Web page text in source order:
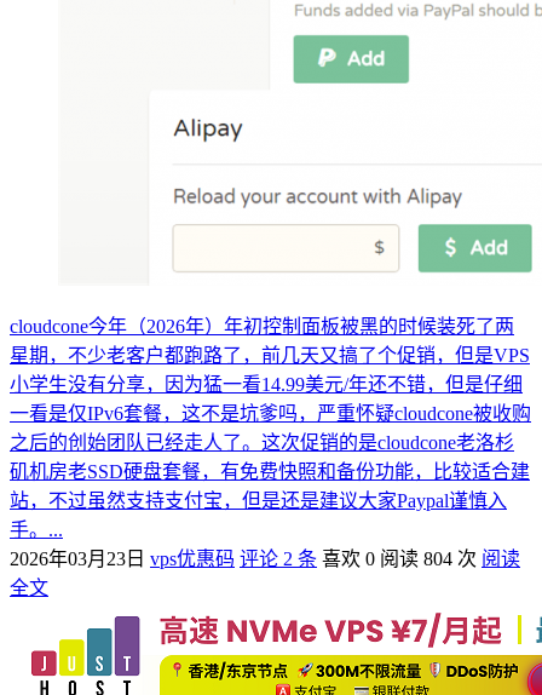
cloudcone今年（2026年）年初控制面板被黑的时候装死了两
星期，不少老客户都跑路了，前几天又搞了个促销，但是VPS
小学生没有分享，因为猛一看14.99美元/年还不错，但是仔细
一看是仅IPv6套餐，这不是坑爹吗，严重怀疑cloudcone被收购
之后的创始团队已经走人了。这次促销的是cloudcone老洛杉
矶机房老SSD硬盘套餐，有免费快照和备份功能，比较适合建
站，不过虽然支持支付宝，但是还是建议大家Paypal谨慎入
手。...
2026年03月23日 vps优惠码 评论 2 条 喜欢 0 阅读 804 次 阅读
全文